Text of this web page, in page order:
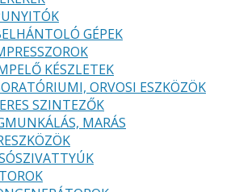
GÉPEK
KÉSZLETEK
ORVOSI ESZKÖZÖK
SZINTEZŐK
MARÁS